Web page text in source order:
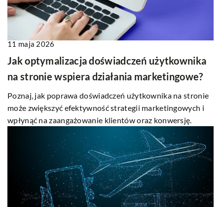
11 maja 2026
Jak optymalizacja doświadczeń użytkownika
na stronie wspiera działania marketingowe?
Poznaj, jak poprawa doświadczeń użytkownika na stronie
może zwiększyć efektywność strategii marketingowych i
wpłynąć na zaangażowanie klientów oraz konwersję.